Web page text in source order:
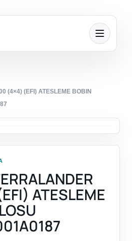
(4×4) (EFI) ATESLEME BOBIN
ATESLEME